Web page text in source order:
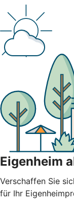
Eigenheim
Verschaffen Sie
für Ihr